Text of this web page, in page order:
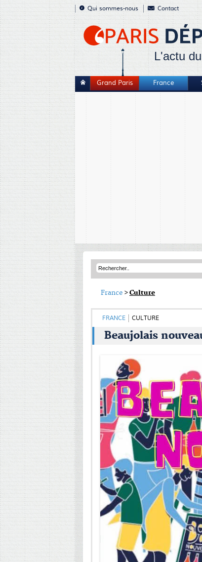
Qui sommes-nous Contact
L'actu
Grand Paris France
France >Culture
FRANCE CULTURE
Beaujolais